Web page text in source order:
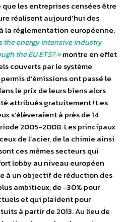
que les entreprises censées être
réalisent aujourd’hui des
la réglementation européenne.
the energy intensive industry
the EU ETS? »montre en effet
couverts par le système
d’émissions ont passé le
le prix de leurs biens alors
attribués gratuitement ! Les
s’élèveraient à près de 14
2005-2008. Les principaux
de l’acier, de la chimie ainsi
ces mêmes secteurs qui
lobby au niveau européen
à un objectif de réduction des
ambitieux, de -30% pour
et qui plaident pour
à partir de 2013. Au lieu de